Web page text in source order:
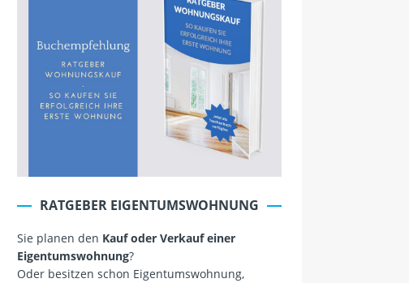
RATGEBER EIGENTUMSWOHNUNG
Sie planen den Kauf oder Verkauf einer
Eigentumswohnung?
Oder besitzen schon Eigentumswohnung,